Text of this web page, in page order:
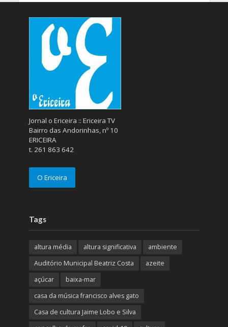
Jornal o Ericeira :: Ericeira TV
Bairro das Andorinhas, nº 10
ERICEIRA
t. 261 863 642
O Ericeira
Tags
altura média altura significativa
ambiente
Auditório Municipal Beatriz Costa
azeite
açúcar
baixa-mar
casa da música francisco alves gato
Casa de cultura Jaime Lobo e Silva